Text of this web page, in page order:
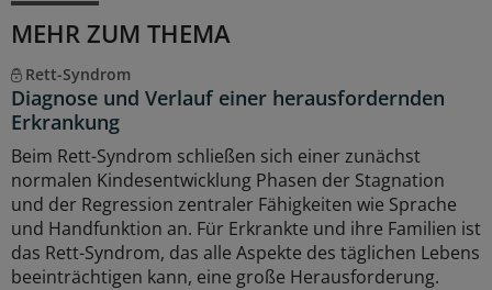
MEHR ZUM THEMA
Rett-Syndrom
Diagnose und Verlauf einer herausfordernden
Erkrankung
Beim Rett-Syndrom schließen sich einer zunächst
normalen Kindesentwicklung Phasen der Stagnation
und der Regression zentraler Fähigkeiten wie Sprache
und Handfunktion an. Für Erkrankte und ihre Familien ist
das Rett-Syndrom, das alle Aspekte des täglichen Lebens
beeinträchtigen kann, eine große Herausforderung.